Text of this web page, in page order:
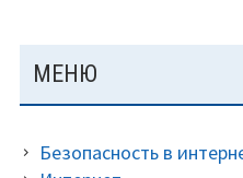
ОСНОВНАЯ
ПАНЕЛЬ
МЕНЮ
Безопасность в